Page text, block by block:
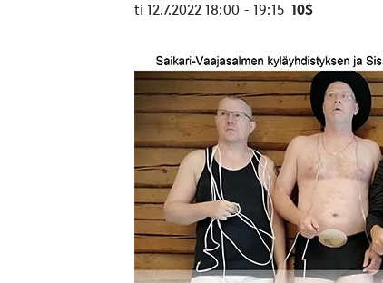
ti 12.7.2022 18:00 - 19:15 10$